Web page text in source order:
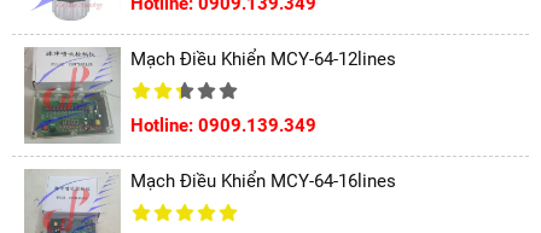
Mạch Điều Khiển MCY-64-12lines
Hotline: 0909.139.349
Mạch Điều Khiển MCY-64-16lines